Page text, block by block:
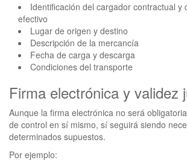
Identificación del cargador contractual y
efectivo
Lugar de origen y destino
Descripción de la mercancía
Fecha de carga y descarga
Condiciones del transporte
Firma electrónica y validez
Aunque la firma electrónica no será
de control en sí mismo, sí seguirá siendo
determinados supuestos.
Por ejemplo: